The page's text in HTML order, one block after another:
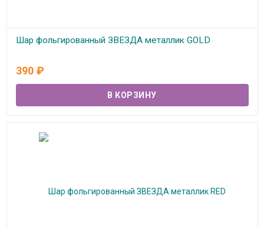
Шар фольгированный ЗВЕЗДА металлик GOLD
390 ₽